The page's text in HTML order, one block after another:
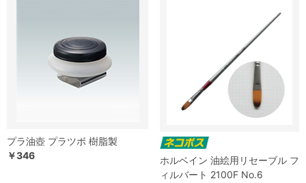
プラ油壺 プラツボ 樹脂製
￥346
ホルベイン 油絵用リセーブル フ
ィルバート 2100F No.6